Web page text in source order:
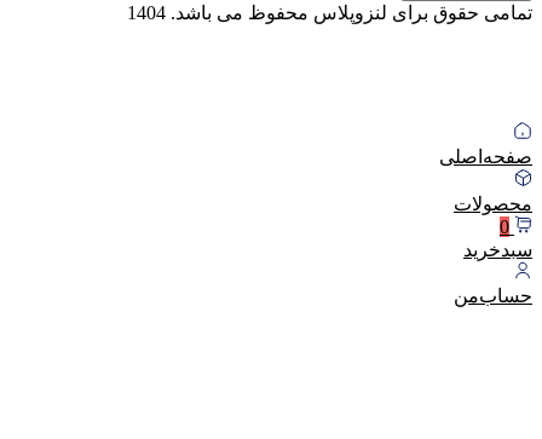
تمامی حقوق برای لنزوپلاس محفوظ می باشد. 1404
صفحه‌اصلی
محصولات
0
سبد‌خرید
حساب‌من